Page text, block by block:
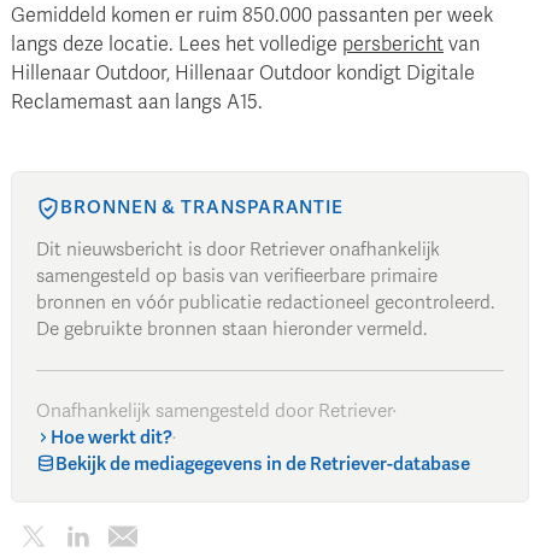
Gemiddeld komen er ruim 850.000 passanten per week
langs deze locatie. Lees het volledige persbericht van
Hillenaar Outdoor, Hillenaar Outdoor kondigt Digitale
Reclamemast aan langs A15.
BRONNEN & TRANSPARANTIE
Dit nieuwsbericht is door Retriever onafhankelijk
samengesteld op basis van verifieerbare primaire
bronnen en vóór publicatie redactioneel gecontroleerd.
De gebruikte bronnen staan hieronder vermeld.
Onafhankelijk samengesteld door Retriever·
Hoe werkt dit?·
Bekijk de mediagegevens in de Retriever-database